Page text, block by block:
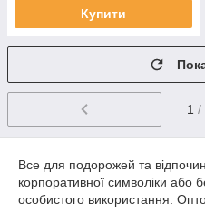
Купити
1 /
Все для подорожей та
корпоративної символіки або
особистого використання.